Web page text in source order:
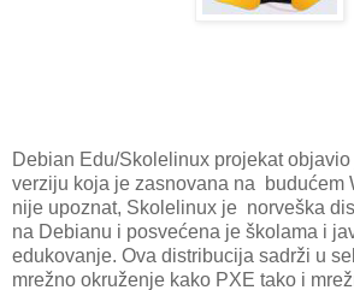
Debian Edu/Skolelinux projekat
verziju koja je zasnovana na budućem
nije upoznat, Skolelinux je norveška
na Debianu i posvećena je školama i
edukovanje. Ova distribucija sadrži u
mrežno okruženje kako PXE tako i